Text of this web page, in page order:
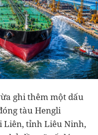
ghi thêm một dấu
tàu Hengli
Liên, tỉnh Liêu Ninh,